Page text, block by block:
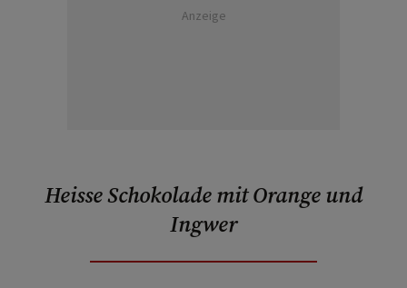
Anzeige
Heisse Schokolade mit Orange und
Ingwer